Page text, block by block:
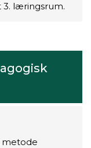
3. læringsrum.
metode